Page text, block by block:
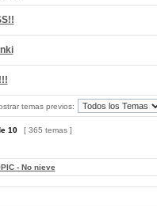
temas previos:
10 [ 365 temas ]
- No nieve